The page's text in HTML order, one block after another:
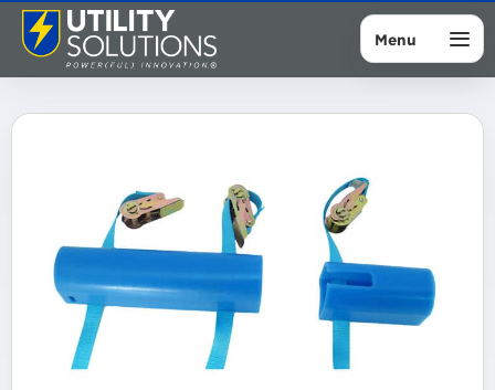
Menu